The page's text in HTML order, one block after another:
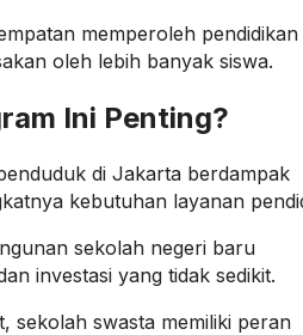
memperoleh pendidikan
oleh lebih banyak siswa.
Ini Penting?
di Jakarta berdampak
kebutuhan layanan
sekolah negeri baru
investasi yang tidak sedikit.
sekolah swasta memiliki peran